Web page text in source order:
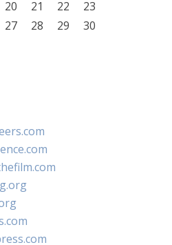
20 21 22
23
27 28 29
30